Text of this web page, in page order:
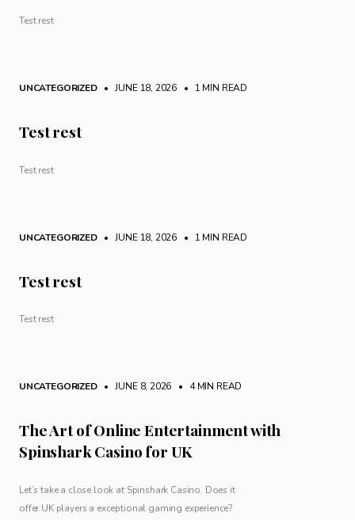
Test rest
UNCATEGORIZED • JUNE 18, 2026 • 1 MIN READ
Test rest
Test rest
UNCATEGORIZED • JUNE 18, 2026 • 1 MIN READ
Test rest
Test rest
UNCATEGORIZED • JUNE 8, 2026 • 4 MIN READ
The Art of Online Entertainment with
Spinshark Casino for UK
Let’s take a close look at Spinshark Casino. Does it
offer UK players a exceptional gaming experience?